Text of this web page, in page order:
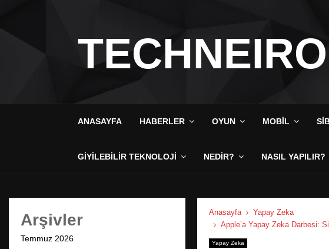
TECHNEIRO
ANASAYFA HABERLER OYUN MOBIL
GIYILEBILIR TEKNOLOJI NEDIR? NASIL YAPILIR?
Anasayfa
Yapay Zeka
Apple’a Yapay Zeka Darbesi:
Yapay Zeka
Arşivler
Temmuz 2026